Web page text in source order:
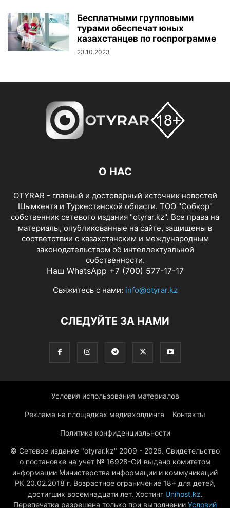
Бесплатными групповыми
турами обеспечат юных
казахстанцев по госпрограмме
23.10.2023
О НАС
OTYRAR - главный и достоверный источник новостей
Шымкента и Туркестанской области. ТОО "Собкор"
собственник сетевого издания "otyrar.kz". Все права на
материалы, опубликованные на сайте, защищены в
соответствии с казахстанским и международным
законодательством об интеллектуальной
собственности.
Наш WhatsApp +7 (700) 577-17-17
Свяжитесь с нами: info@otyrar.kz
СЛЕДУЙТЕ ЗА НАМИ
Условия использования материалов
Реклама на площадках медиахолдинга Контакты
Политика конфиденциальности
© Сетевое издание "otyrar.kz" 2009 - 2026. Свидетельство
о постановке на учет № 16928-СИ выдано комитетом
информации Министерства информации и коммуникаций
РК 20.02.2018 г. Возрастное ограничение 18+ для детей,
достигших восемнадцати лет. Хостинг Unihost.kz.
Перепечатка разрешена только при выполнении Условий